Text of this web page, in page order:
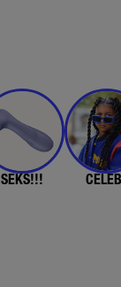
SEKS!!!